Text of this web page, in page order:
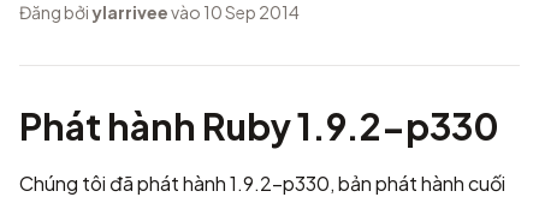
Đăng bởiylarriveevào 10 Sep 2014
Phát hành Ruby 1.9.2-p330
Chúng tôi đã phát hành 1.9.2-p330, bản phát hành cuối